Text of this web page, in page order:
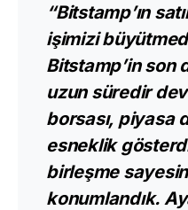
“Bitstamp’ın
işimizi
Bitstamp’in son
uzun süredir
borsası, piyasa
esneklik
birleşme
konumlandık.